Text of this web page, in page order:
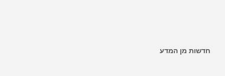
חדשות מן המדע